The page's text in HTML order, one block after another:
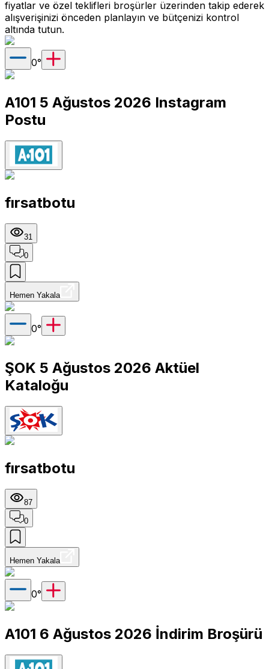
fiyatlar ve özel teklifleri broşürler üzerinden takip ederek
alışverişinizi önceden planlayın ve bütçenizi kontrol
altında tutun.
0°
A101 5 Ağustos 2026 Instagram
Postu
fırsatbotu
31
0
Hemen Yakala
0°
ŞOK 5 Ağustos 2026 Aktüel
Kataloğu
fırsatbotu
87
0
Hemen Yakala
0°
A101 6 Ağustos 2026 İndirim Broşürü